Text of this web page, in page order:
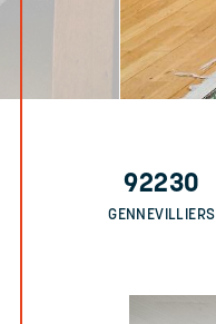
92230
GENNEVILLIERS